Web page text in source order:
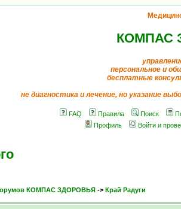
КОМПАС
персональное и
бесплатные
не диагностика и лечение, но указание
FAQ Правила Поиск
Профиль
Войти и
КОМПАС ЗДОРОВЬЯ -> Край Радуги